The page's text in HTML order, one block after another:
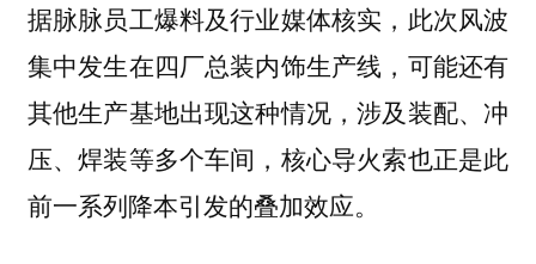
据脉脉员工爆料及行业媒体核实，此次风波
集中发生在四厂总装内饰生产线，可能还有
其他生产基地出现这种情况，涉及装配、冲
压、焊装等多个车间，核心导火索也正是此
前一系列降本引发的叠加效应。